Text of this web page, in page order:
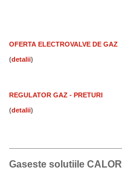
OFERTA ELECTROVALVE DE GAZ
( )
REGULATOR GAZ - PRETURI
( )
Gaseste solutiile CALOR